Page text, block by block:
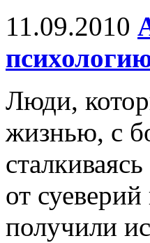
11.09.2010
Люди,
жизнью, с
от
получили